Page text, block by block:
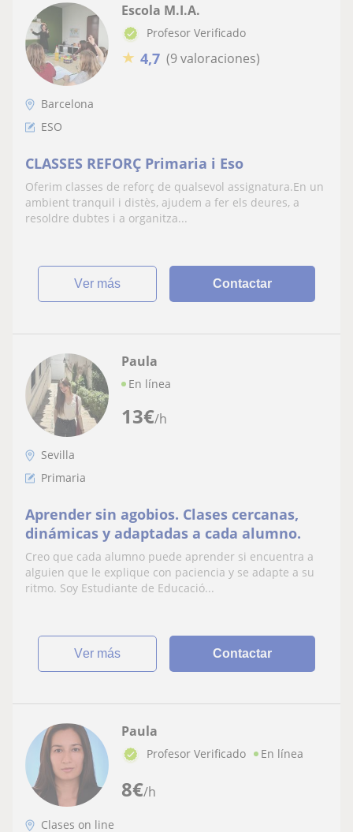
Escola M.I.A.
Profesor Verificado
★ 4,7 (9 valoraciones)
Barcelona
ESO
CLASSES REFORÇ Primaria i Eso
Oferim classes de reforç de qualsevol assignatura.En un
ambient tranquil i distès, ajudem a fer els deures, a
resoldre dubtes i a organitza...
ver más Contactar
13€/h
Paula
En línea
Sevilla
Primaria
Aprender sin agobios. Clases cercanas,
dinámicas y adaptadas a cada alumno.
Creo que cada alumno puede aprender si encuentra a
alguien que le explique con paciencia y se adapte a su
ritmo. Soy Estudiante de Educació...
ver más Contactar
8€/h
Paula
Profesor Verificado En línea
Clases on line